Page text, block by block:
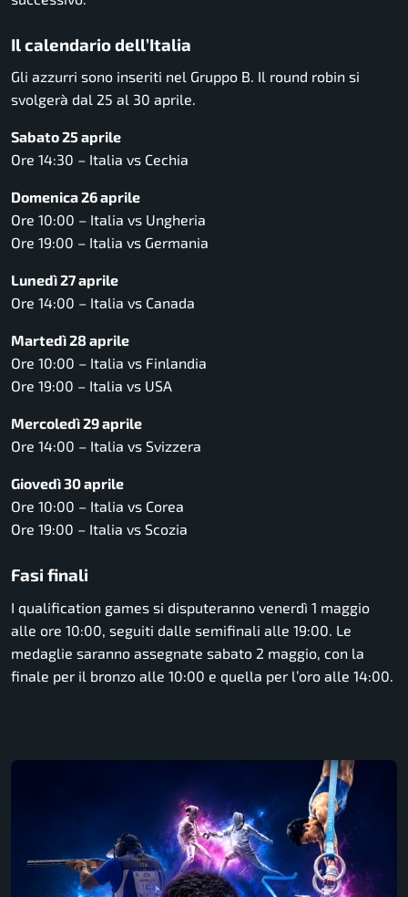
Il calendario dell’Italia
Gli azzurri sono inseriti nel Gruppo B. Il round robin si
svolgerà dal 25 al 30 aprile.
Sabato 25 aprile
Ore 14:30 – Italia vs Cechia
Domenica 26 aprile
Ore 10:00 – Italia vs Ungheria
Ore 19:00 – Italia vs Germania
Lunedì 27 aprile
Ore 14:00 – Italia vs Canada
Martedì 28 aprile
Ore 10:00 – Italia vs Finlandia
Ore 19:00 – Italia vs USA
Mercoledì 29 aprile
Ore 14:00 – Italia vs Svizzera
Giovedì 30 aprile
Ore 10:00 – Italia vs Corea
Ore 19:00 – Italia vs Scozia
Fasi finali
I qualification games si disputeranno venerdì 1 maggio
alle ore 10:00, seguiti dalle semifinali alle 19:00. Le
medaglie saranno assegnate sabato 2 maggio, con la
finale per il bronzo alle 10:00 e quella per l’oro alle 14:00.